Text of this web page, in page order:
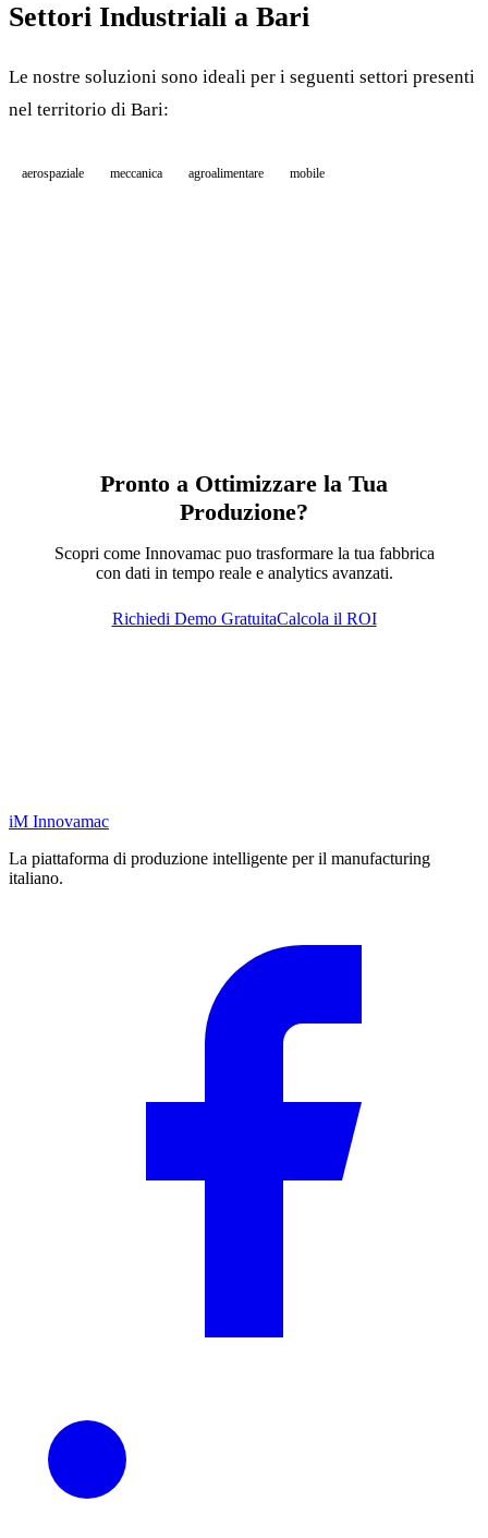
Settori Industriali a Bari
Le nostre soluzioni sono ideali per i seguenti settori presenti
nel territorio di Bari:
aerospaziale meccanica agroalimentare mobile
Pronto a Ottimizzare la Tua
Produzione?
Scopri come Innovamac puo trasformare la tua fabbrica
con dati in tempo reale e analytics avanzati.
Richiedi Demo GratuitaCalcola il ROI
iM Innovamac
La piattaforma di produzione intelligente per il manufacturing
italiano.